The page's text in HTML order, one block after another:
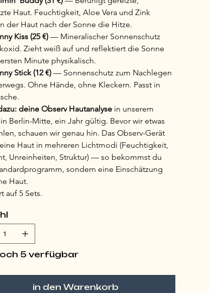
Haut. Feuchtigkeit, Aloe Vera und Zink
der Haut nach der Sonne die Hitze.
Kiss (25 €) — Mineralischer Sonnenschutz
Zieht weiß auf und reflektiert die Sonne
Minute physikalisch.
Stick (12 €) — Sonnenschutz zum Nachlegen
Ohne Hände, ohne Kleckern. Passt in
deine Observ Hautanalyse in unserem
Berlin-Mitte, ein Jahr gültig. Bevor wir etwas
schauen wir genau hin. Das Observ-Gerät
Haut in mehreren Lichtmodi (Feuchtigkeit,
Unreinheiten, Struktur) — so bekommst du
sondern eine Einschätzung
Haut.
auf 5 Sets.
5 verfügbar
in den Warenkorb